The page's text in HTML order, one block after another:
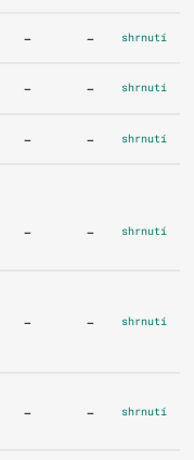
- - shrnutí
- - shrnutí
- - shrnutí
- - shrnutí
- - shrnutí
- - shrnutí